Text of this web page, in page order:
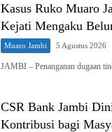
Kasus Ruko Muaro
Kejati Mengaku
Muaro Jambi 5 Agustus 2026
JAMBI – Penanganan dugaan
CSR Bank Jambi
Kontribusi bagi